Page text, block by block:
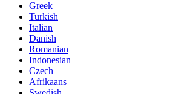
Greek
Turkish
Italian
Danish
Romanian
Indonesian
Czech
Afrikaans